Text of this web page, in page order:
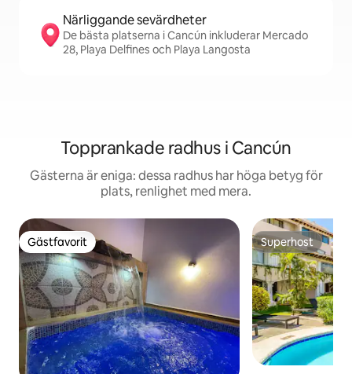
Närliggande sevärdheter
De bästa platserna i Cancún inkluderar Mercado
28, Playa Delfines och Playa Langosta
Topprankade radhus i Cancún
Gästerna är eniga: dessa radhus har höga betyg för
plats, renlighet med mera.
Gästfavorit
Gästfavorit Superhost
Superhost